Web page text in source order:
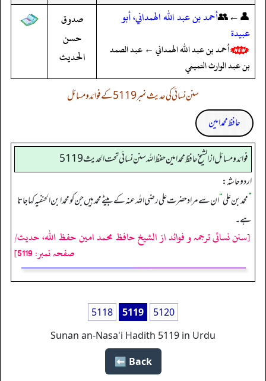
👤←👥أحمد بن عبد الله الهمداني، أبو
عبيدة
أحمد بن عبد الله الهمداني ← عبد الصمد
بن عبد الوارث التميمي
صدوق
حسن
الحديث
سنن نسائی کی حدیث نمبر 5119 کے فوائد و مسائل
حافظ محمد امین
فوائد ومسائل از الشيخ حافظ محمد امين حفظ الله سنن نسائي تحت الحديث5119
اردو حاشہ:
”محمد بن علی“ان سے مراد حضرت علی رضی اللہ عنہ کے بیٹے محمد ہیں جن کو محمد ابن الحنفیہ کہا جاتا
ہے۔
[سنن نسائی ترجمہ و فوائد از الشیخ حافظ محمد امین حفظ اللہ، حدیث/
صفحہ نمبر: 5119]
5118 5119
5120
Sunan an-Nasa'i Hadith 5119 in Urdu
Back ⬅️